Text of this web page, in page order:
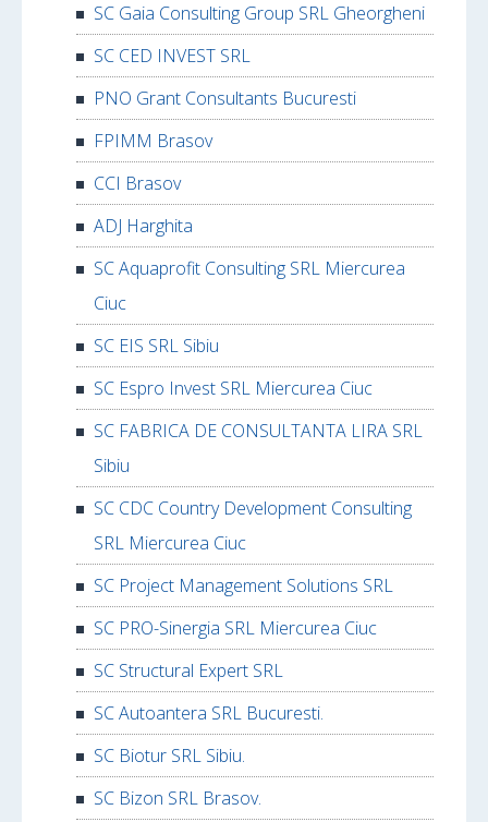
SC Gaia Consulting Group SRL Gheorgheni
SC CED INVEST SRL
PNO Grant Consultants Bucuresti
FPIMM Brasov
CCI Brasov
ADJ Harghita
SC Aquaprofit Consulting SRL Miercurea
Ciuc
SC EIS SRL Sibiu
SC Espro Invest SRL Miercurea Ciuc
SC FABRICA DE CONSULTANTA LIRA SRL
Sibiu
SC CDC Country Development Consulting
SRL Miercurea Ciuc
SC Project Management Solutions SRL
SC PRO-Sinergia SRL Miercurea Ciuc
SC Structural Expert SRL
SC Autoantera SRL Bucuresti.
SC Biotur SRL Sibiu.
SC Bizon SRL Brasov.